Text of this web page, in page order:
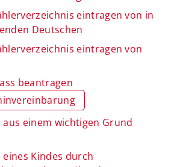
eintragen von in
Deutschen
eintragen von
beantragen
aus einem wichtigen Grund
Kindes durch